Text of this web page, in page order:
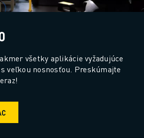
všetky aplikácie vyžadujúce
veľkou nosnosťou. Preskúmajte